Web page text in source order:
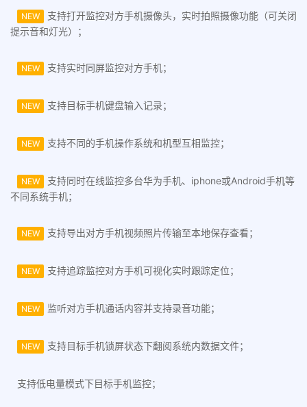
NEW
支持打开监控对方手机摄像头，实时拍照摄像功能（可关闭
提示音和灯光）；
NEW 支持实时同屏监控对方手机；
NEW 支持目标手机键盘输入记录；
NEW 支持不同的手机操作系统和机型互相监控；
NEW
支持同时在线监控多台华为手机、iphone或Android手机等
不同系统手机；
NEW 支持导出对方手机视频照片传输至本地保存查看；
NEW 支持追踪监控对方手机可视化实时跟踪定位；
NEW 监听对方手机通话内容并支持录音功能；
NEW 支持目标手机锁屏状态下翻阅系统内数据文件；
支持低电量模式下目标手机监控；